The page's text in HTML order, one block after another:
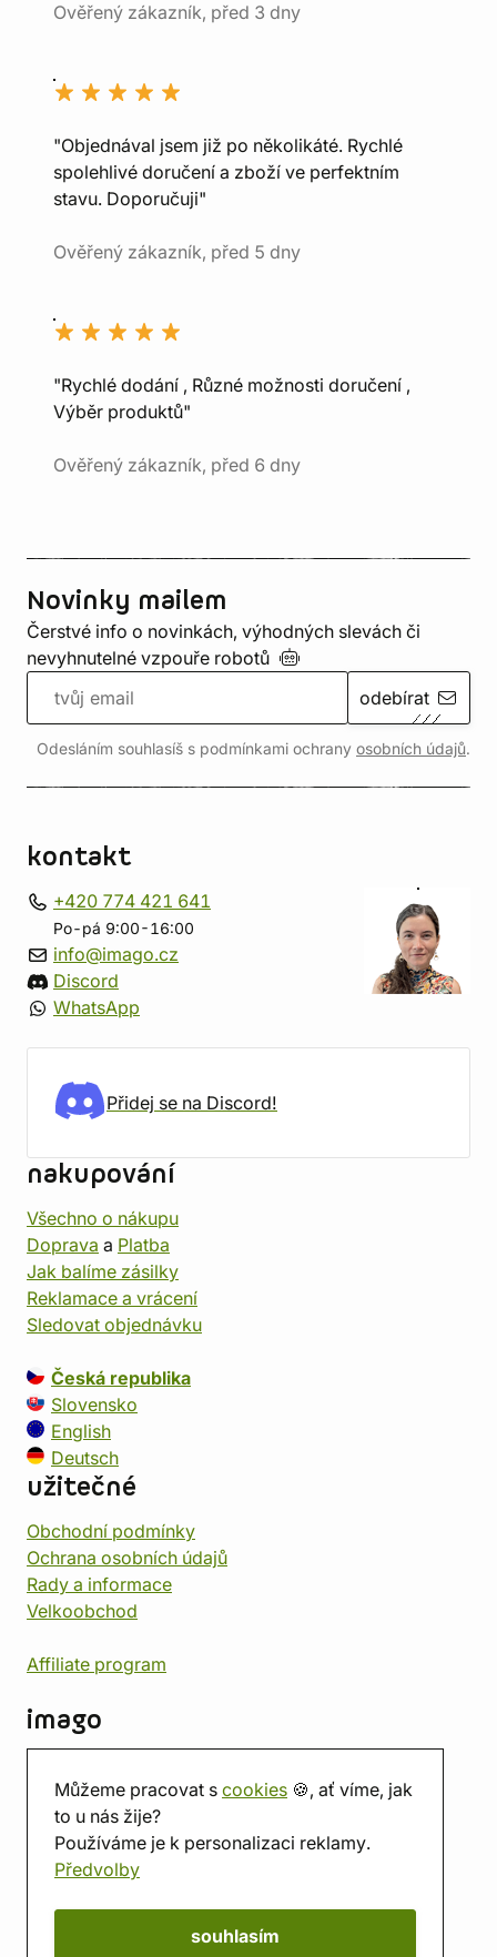
Můžeme pracovat s cookies 🍪, ať víme, jak
to u nás žije?
Používáme je k personalizaci reklamy.
Předvolby
souhlasím
Ověřený zákazník, před 3 dny
"Objednával jsem již po několikáté. Rychlé
spolehlivé doručení a zboží ve perfektním
stavu. Doporučuji"
Ověřený zákazník, před 5 dny
"Rychlé dodání , Různé možnosti doručení ,
Výběr produktů"
Ověřený zákazník, před 6 dny
Novinky mailem
Čerstvé info o novinkách, výhodných slevách či
nevyhnutelné vzpouře robotů
odebírat
Odesláním souhlasíš s podmínkami ochrany osobních údajů.
kontakt
+420 774 421 641
Po-pá 9:00-16:00
info@imago.cz
Discord
WhatsApp
Přidej se na Discord!
nakupování
Všechno o nákupu
Doprava a Platba
Jak balíme zásilky
Reklamace a vrácení
Sledovat objednávku
Česká republika
Slovensko
English
Deutsch
užitečné
Obchodní podmínky
Ochrana osobních údajů
Rady a informace
Velkoobchod
Affiliate program
imago
Prodejna
Herna
O nás
Hodnocení obchodu